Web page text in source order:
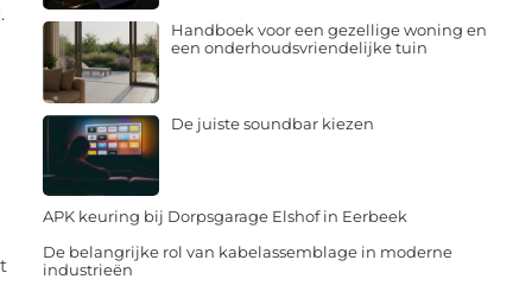
Handboek voor een gezellige woning en
een onderhoudsvriendelijke tuin
De juiste soundbar kiezen
APK keuring bij Dorpsgarage Elshof in Eerbeek
De belangrijke rol van kabelassemblage in moderne
industrieën